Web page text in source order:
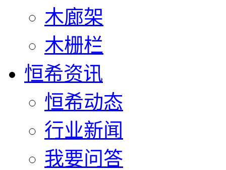
木廊架
木栅栏
恒希资讯
恒希动态
行业新闻
我要问答